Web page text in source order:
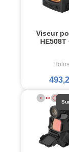
Viseur
HE508T